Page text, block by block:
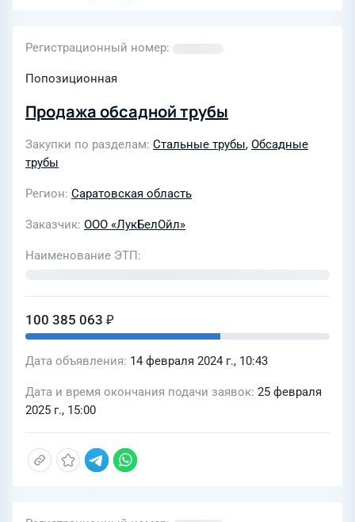
Регистрационный номер
Попозиционная
Продажа обсадной трубы
Закупки по разделам Стальные трубы, Обсадные
трубы
Регион Саратовская область
Заказчик ООО «ЛукБелОйл»
Наименование ЭТП
100 385 063 ₽
Дата объявления 14 февраля 2024 г., 10:43
Дата и время окончания подачи заявок 25 февраля
2025 г., 15:00